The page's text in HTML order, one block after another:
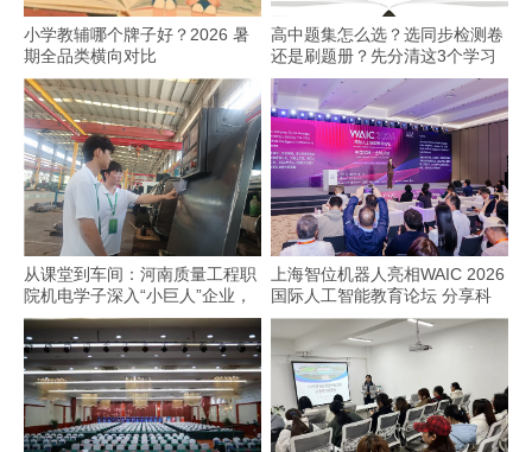
小学教辅哪个牌子好？2026 暑
期全品类横向对比
高中题集怎么选？选同步检测卷
还是刷题册？先分清这3个学习
场景
从课堂到车间：河南质量工程职
院机电学子深入“小巨人”企业，
交出8份青春“智造”答卷
上海智位机器人亮相WAIC 2026
国际人工智能教育论坛 分享科
技教育全球化实践